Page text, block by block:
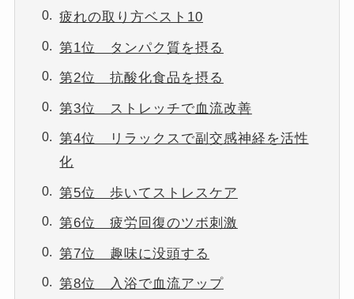
疲れの取り方ベスト10
第1位 タンパク質を摂る
第2位 抗酸化食品を摂る
第3位 ストレッチで血流改善
第4位 リラックスで副交感神経を活性
化
第5位 歩いてストレスケア
第6位 疲労回復のツボ刺激
第7位 趣味に没頭する
第8位 入浴で血流アップ